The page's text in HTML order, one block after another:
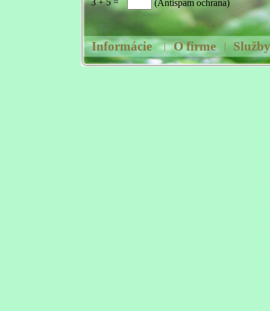
(Antispam ochrana)
Informácie | O firme | Služby